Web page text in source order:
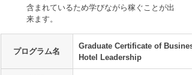
含まれているため学びながら稼ぐことが出
来ます。
プログラム名
Graduate Certificate of
Hotel Leadership